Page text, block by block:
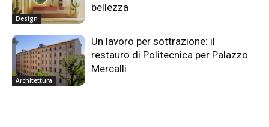
Design
bellezza
Architettura
Un lavoro per sottrazione: il
restauro di Politecnica per Palazzo
Mercalli